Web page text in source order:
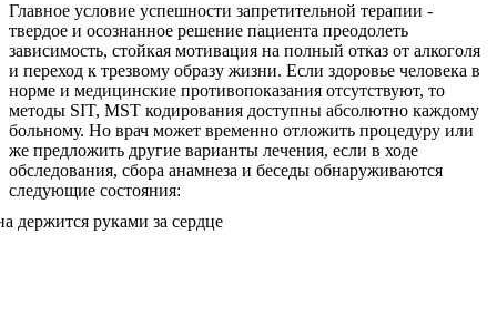
Главное условие успешности запретительной терапии -
твердое и осознанное решение пациента преодолеть
зависимость, стойкая мотивация на полный отказ от алкоголя
и переход к трезвому образу жизни. Если здоровье человека в
норме и медицинские противопоказания отсутствуют, то
методы SIT, MST кодирования доступны абсолютно каждому
больному. Но врач может временно отложить процедуру или
же предложить другие варианты лечения, если в ходе
обследования, сбора анамнеза и беседы обнаруживаются
следующие состояния: